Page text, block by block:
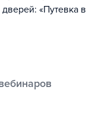
«Путевка в